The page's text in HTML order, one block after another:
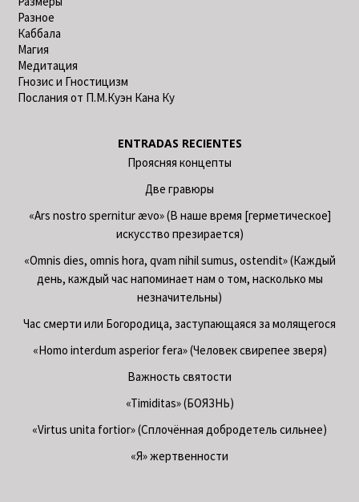
Разное
Каббала
Магия
Медитация
Гнозис и Гностицизм
Послания от П.М.Куэн Кана Ку
ENTRADAS RECIENTES
Проясняя концепты
Две гравюры
«Ars nostro spernitur ævo» (В наше время [герметическое]
искусство презирается)
«Omnis dies, omnis hora, qvam nihil sumus, ostendit» (Каждый
день, каждый час напоминает нам о том, насколько мы
незначительны)
Час смерти или Богородица, заступающаяся за молящегося
«Homo interdum asperior fera» (Человек свирепее зверя)
Важность святости
«Timiditas» (БОЯЗНЬ)
«Virtus unita fortior» (Сплочённая добродетель сильнее)
«Я» жертвенности